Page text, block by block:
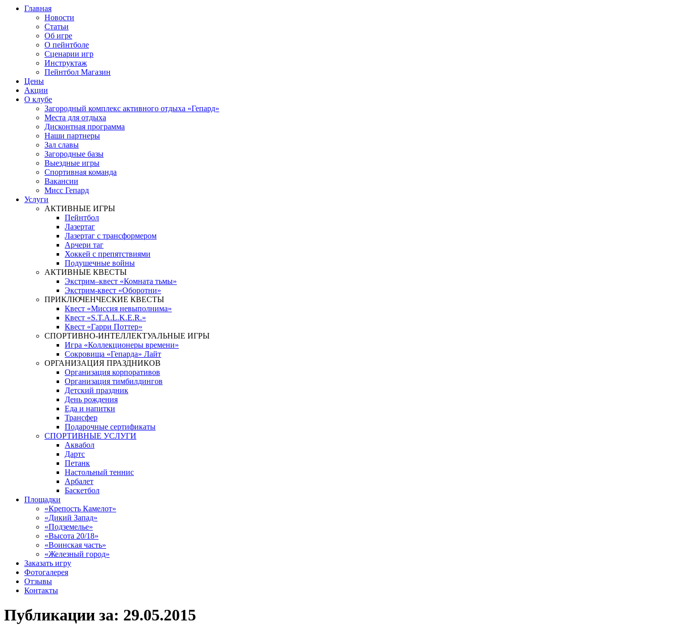
Главная
Новости
Статьи
Об игре
О пейнтболе
Сценарии игр
Инструктаж
Пейнтбол Магазин
Цены
Акции
О клубе
Загородный комплекс активного отдыха «Гепард»
Места для отдыха
Дисконтная программа
Наши партнеры
Зал славы
Загородные базы
Выездные игры
Спортивная команда
Вакансии
Мисс Гепард
Услуги
АКТИВНЫЕ ИГРЫ
Пейнтбол
Лазертаг
Лазертаг с трансформером
Арчери таг
Хоккей с препятствиями
Подушечные войны
АКТИВНЫЕ КВЕСТЫ
Экстрим–квест «Комната тьмы»
Экстрим-квест «Оборотни»
ПРИКЛЮЧЕНЧЕСКИЕ КВЕСТЫ
Квест «Миссия невыполнима»
Квест «S.T.A.L.K.E.R.»
Квест «Гарри Поттер»
СПОРТИВНО-ИНТЕЛЛЕКТУАЛЬНЫЕ ИГРЫ
Игра «Коллекционеры времени»
Сокровища «Гепарда» Лайт
ОРГАНИЗАЦИЯ ПРАЗДНИКОВ
Организация корпоративов
Организация тимбилдингов
Детский праздник
День рождения
Еда и напитки
Трансфер
Подарочные сертификаты
СПОРТИВНЫЕ УСЛУГИ
Аквабол
Дартс
Петанк
Настольный теннис
Арбалет
Баскетбол
Площадки
«Крепость Камелот»
«Дикий Запад»
«Подземелье»
«Высота 20/18»
«Воинская часть»
«Железный город»
Заказать игру
Фотогалерея
Отзывы
Контакты
Публикации за: 29.05.2015